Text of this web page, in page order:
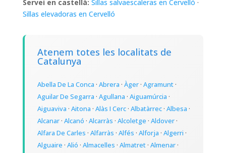
Servei en castellà: Sillas salvaescaleras en Cervelló ·
Sillas elevadoras en Cervelló
Atenem totes les localitats de
Catalunya
Abella De La Conca · Abrera · Àger· Agramunt·
Aguilar De Segarra · Agullana · Aiguamúrcia ·
Aiguaviva · Aitona · Alàs I Cerc· Albatàrrec· Albesa ·
Alcanar· Alcanó · Alcarràs · Alcoletge · Aldover·
Alfara De Carles · Alfarràs · Alfés · Alforja · Algerri ·
Alguaire · Alió · Almacelles · Almatret· Almenar·